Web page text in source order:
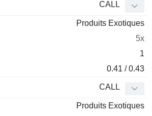
CALL
Produits Exotiques
5x
1
0.41 / 0.43
CALL
Produits Exotiques